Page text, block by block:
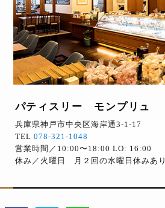
パティスリー モンプリュ
兵庫県神戸市中央区海岸通3-1-17
TEL 078-321-1048
営業時間／10:00〜18:00 LO: 16:00
休み／火曜日 月２回の水曜日休みあり